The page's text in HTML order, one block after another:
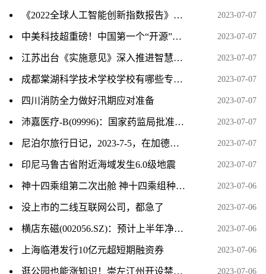
《2022全球人工智能创新指数报告》发布 中国人工智能发展成效显著 2023-07-07
中美科技超重磅！中国第一个“开源”桌面操作系统问世 挑战微软、苹果全球市占率 2023-07-07
江苏出台《实施意见》深入推进智慧社区建设 2023-07-07
成都棠湖科学技术学校学校有哪些专业 学费怎么收 2023-07-07
四川消防全力做好汛期应对准备 2023-07-07
沛嘉医疗-B(09996)：国家药监局批准DCwireTM微导丝注册申请 2023-07-07
尼泊尔旅行日记，2023-7-5，在加德满都的最后一天 2023-07-07
印尼马鲁古省附近海域发生6.0级地震 2023-07-07
神十四乘组第二次出舱 神十四乘组种的菜被吃了 基本情况讲解 2023-07-06
没上市的二线互联网公司，都急了 2023-07-06
横店东磁(002056.SZ)：预计上半年净利润同比增长48%～58% 2023-07-06
上海临港发行10亿元超短期融资券 2023-07-06
逛公园也能涨知识！崇左江州开设禁毒主题公园 2023-07-06